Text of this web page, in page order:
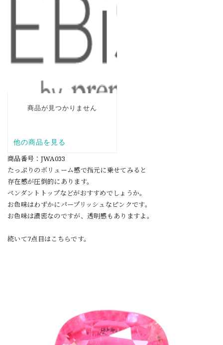
商品番号：JWA033
たっぷりのボリューム感で指元に乗せてみると
存在感が圧倒的にあります。
ペンダントトップなどがおすすめでしょうか。
お色味はわずかにパープリッシュなピンクです。
お色味は濃密なのですが、透明感もありますよ。
続いて7点目はこちらです。